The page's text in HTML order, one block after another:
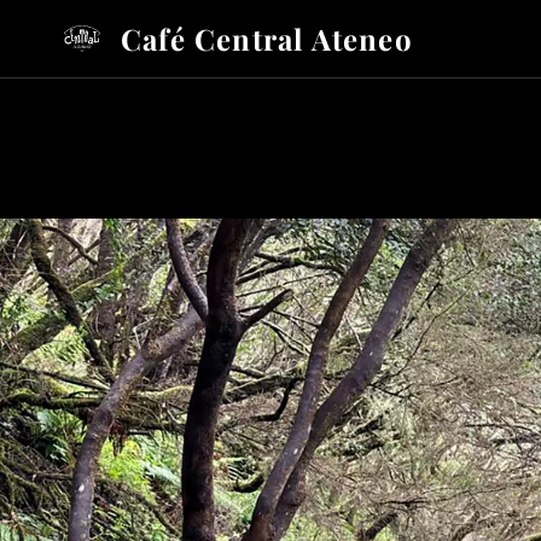
Café Central Ateneo